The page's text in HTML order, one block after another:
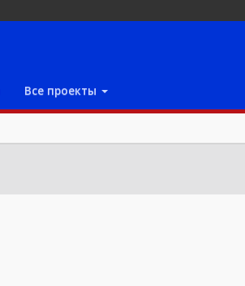
Все проекты